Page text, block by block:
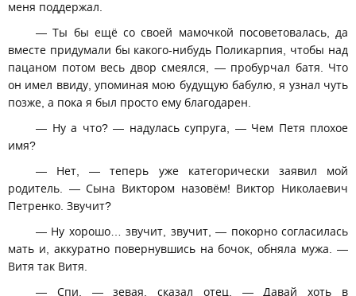
меня поддержал.
— Ты бы ещё со своей мамочкой посоветовалась, да
вместе придумали бы какого-нибудь Поликарпия, чтобы над
пацаном потом весь двор смеялся, — пробурчал батя. Что
он имел ввиду, упоминая мою будущую бабулю, я узнал чуть
позже, а пока я был просто ему благодарен.
— Ну а что? — надулась супруга, — Чем Петя плохое
имя?
— Нет, — теперь уже категорически заявил мой
родитель. — Сына Виктором назовём! Виктор Николаевич
Петренко. Звучит?
— Ну хорошо… звучит, звучит, — покорно согласилась
мать и, аккуратно повернувшись на бочок, обняла мужа. —
Витя так Витя.
— Спи, — зевая, сказал отец. — Давай хоть в